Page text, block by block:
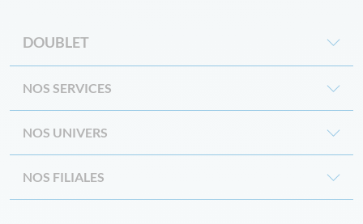
DOUBLET
NOS SERVICES
NOS UNIVERS
NOS FILIALES